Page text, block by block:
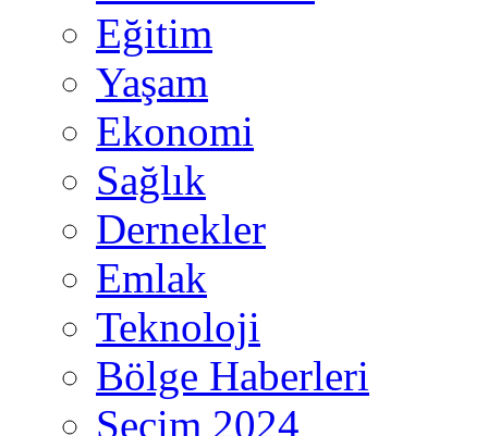
Eğitim
Yaşam
Ekonomi
Sağlık
Dernekler
Emlak
Teknoloji
Bölge Haberleri
Seçim 2024